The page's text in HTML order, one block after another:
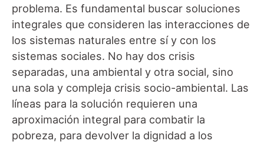
problema. Es fundamental buscar soluciones
integrales que consideren las interacciones de
los sistemas naturales entre sí y con los
sistemas sociales. No hay dos crisis
separadas, una ambiental y otra social, sino
una sola y compleja crisis socio-ambiental. Las
líneas para la solución requieren una
aproximación integral para combatir la
pobreza, para devolver la dignidad a los